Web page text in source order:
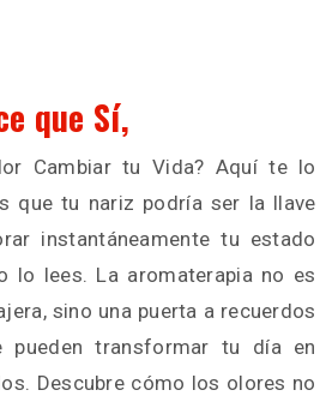
que Sí,
Cambiar tu Vida? Aquí te lo
que tu nariz podría ser la llave
instantáneamente tu estado
lo lees. La aromaterapia no es
sino una puerta a recuerdos
pueden transformar tu día en
Descubre cómo los olores no